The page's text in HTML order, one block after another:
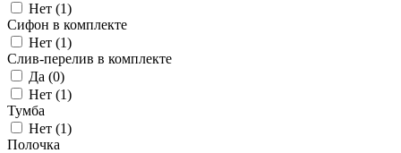
Нет (1)
Сифон в комплекте
Нет (1)
Слив-перелив в комплекте
Да (0)
Нет (1)
Тумба
Нет (1)
Полочка